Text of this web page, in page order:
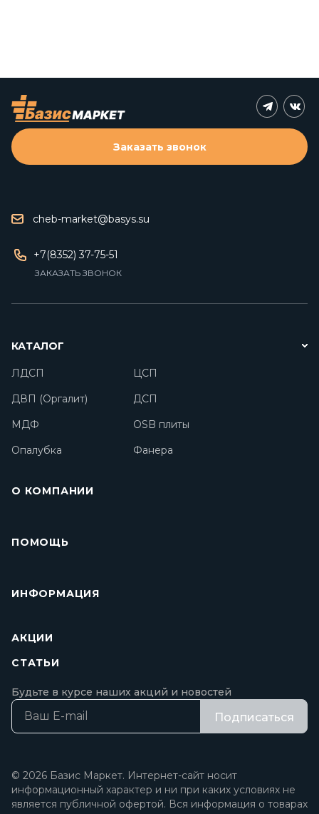
cheb-market@basys.su
+7(8352) 37-75-51
ЗАКАЗАТЬ ЗВОНОК
Заказать звонок
КАТАЛОГ
ЛДСП
ЦСП
ДВП (Оргалит)
ДСП
МДФ
OSB плиты
Опалубка
Фанера
О КОМПАНИИ
ПОМОЩЬ
ИНФОРМАЦИЯ
АКЦИИ
СТАТЬИ
Будьте в курсе наших акций и новостей
Подписаться
© 2026 Базис Маркет. Интернет-сайт носит
информационный характер и ни при каких условиях не
является публичной офертой. Вся информация о товарах